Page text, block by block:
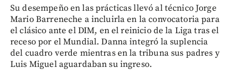
Su desempeño en las prácticas llevó al técnico Jorge
Mario Barreneche a incluirla en la convocatoria para
el clásico ante el DIM, en el reinicio de la Liga tras el
receso por el Mundial. Danna integró la suplencia
del cuadro verde mientras en la tribuna sus padres y
Luis Miguel aguardaban su ingreso.